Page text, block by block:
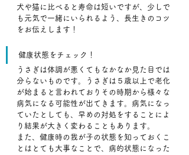
犬や猫に比べると寿命は短いですが、少しで
も元気で一緒にいられるよう、長生きのコツ
をお伝えします！
健康状態をチェック！
うさぎは体調が悪くてもなかなか見た目では
分らないものです。うさぎは５歳以上で老化
が始まると言われておりその時期から様々な
病気になる可能性が出てきます。病気になっ
ていたとしても、早めの対処をすることによ
り結果が大きく変わることもあります。
また、健康時の我が子の状態を知っておくこ
とはとても大事なことで、病的状態になった